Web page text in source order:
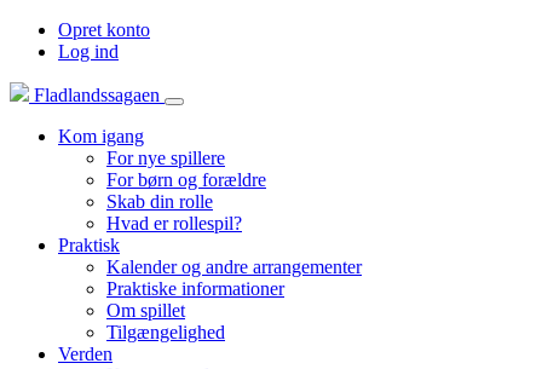
Opret konto
Log ind
Fladlandssagaen
Kom igang
For nye spillere
For børn og forældre
Skab din rolle
Hvad er rollespil?
Praktisk
Kalender og andre arrangementer
Praktiske informationer
Om spillet
Tilgængelighed
Verden